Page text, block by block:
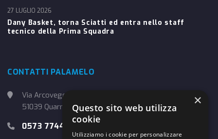
Dany Basket, torna Sciatti ed entra nello staff
tecnico della Prima Squadra
27 LUGLIO 2026
CONTATTI PALAMELO
Via Arcoveggio, 4
51039 Quarrata (PT)
0573 774457
×
Questo sito web utilizza
cookie
Utilizziamo i cookie per personalizzare